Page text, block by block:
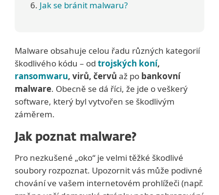
Jak se bránit malwaru?
Malware obsahuje celou řadu různých kategorií
škodlivého kódu – od trojských koní,
ransomwaru, virů, červů až po bankovní
malware. Obecně se dá říci, že jde o veškerý
software, který byl vytvořen se škodlivým
záměrem.
Jak poznat malware?
Pro nezkušené „oko“ je velmi těžké škodlivé
soubory rozpoznat. Upozornit vás může podivné
chování ve vašem internetovém prohlížeči (např.